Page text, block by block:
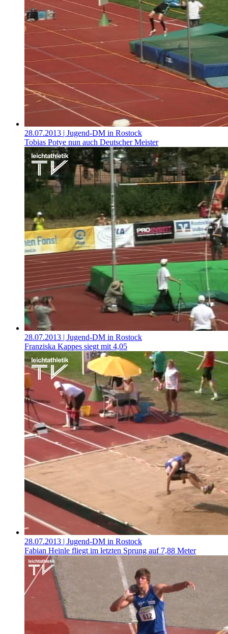
28.07.2013 | Jugend-DM in Rostock
Tobias Potye nun auch Deutscher Meister
28.07.2013 | Jugend-DM in Rostock
Franziska Kappes siegt mit 4,05
28.07.2013 | Jugend-DM in Rostock
Fabian Heinle fliegt im letzten Sprung auf 7,88 Meter